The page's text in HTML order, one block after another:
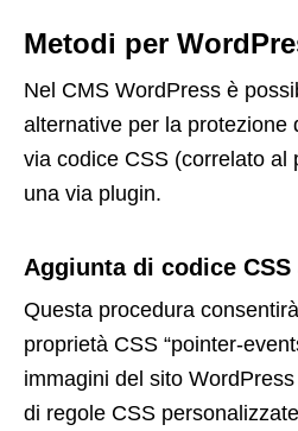
Metodi per
Nel CMS WordPress è
alternative per la protezione
via codice CSS (correlato al
una via plugin.
Aggiunta di codice CSS
Questa procedura
proprietà CSS “pointer-
immagini del sito
di regole CSS